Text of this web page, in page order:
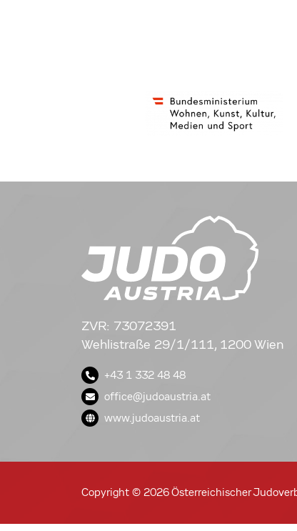
ZVR: 73072391
Wehlistraße 29/1/111, 1200 Wien
+43 1 332 48 48
office@judoaustria.at
www.judoaustria.at
Copyright © 2026 Österreichischer